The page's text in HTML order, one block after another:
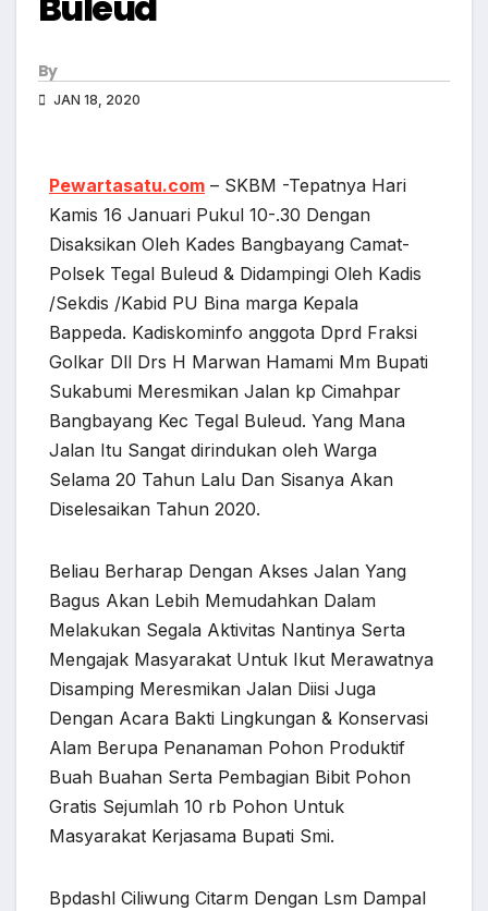
By
JAN 18, 2020
Pewartasatu.com – SKBM -Tepatnya Hari
Kamis 16 Januari Pukul 10-.30 Dengan
Disaksikan Oleh Kades Bangbayang Camat-
Polsek Tegal Buleud & Didampingi Oleh Kadis
/Sekdis /Kabid PU Bina marga Kepala
Bappeda. Kadiskominfo anggota Dprd Fraksi
Golkar Dll Drs H Marwan Hamami Mm Bupati
Sukabumi Meresmikan Jalan kp Cimahpar
Bangbayang Kec Tegal Buleud. Yang Mana
Jalan Itu Sangat dirindukan oleh Warga
Selama 20 Tahun Lalu Dan Sisanya Akan
Diselesaikan Tahun 2020.
Beliau Berharap Dengan Akses Jalan Yang
Bagus Akan Lebih Memudahkan Dalam
Melakukan Segala Aktivitas Nantinya Serta
Mengajak Masyarakat Untuk Ikut Merawatnya
Disamping Meresmikan Jalan Diisi Juga
Dengan Acara Bakti Lingkungan & Konservasi
Alam Berupa Penanaman Pohon Produktif
Buah Buahan Serta Pembagian Bibit Pohon
Gratis Sejumlah 10 rb Pohon Untuk
Masyarakat Kerjasama Bupati Smi.
Bpdashl Ciliwung Citarm Dengan Lsm Dampal